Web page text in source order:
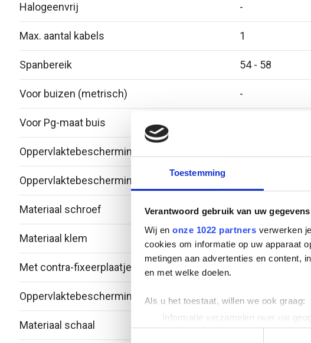
Toestemming
Verantwoord gebruik van uw gegevens
Wij en onze 1022 partners verwerken
cookies om informatie op uw apparaat
metingen aan advertenties en content,
en met welke doelen.
Als u het toestaat, willen we ook graag:
Informatie verzamelen over uw
Uw apparaat identificeren door het
Halogeenvrij -
Max. aantal kabels 1
Spanbereik 54 - 58
Voor buizen (metrisch) -
Voor Pg-maat buis
Oppervlaktebescherming klem
Oppervlaktebescherming schroef
Materiaal schroef Aluminium
Materiaal klem
Met contra-fixeerplaatje
Oppervlaktebescherming schaal
Materiaal schaal Aluminium